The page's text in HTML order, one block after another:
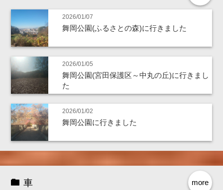
2026/01/07
舞岡公園(ふるさとの森)に行きました
2026/01/05
舞岡公園(宮田保護区～中丸の丘)に行きまし
た
2026/01/02
舞岡公園に行きました
more
車